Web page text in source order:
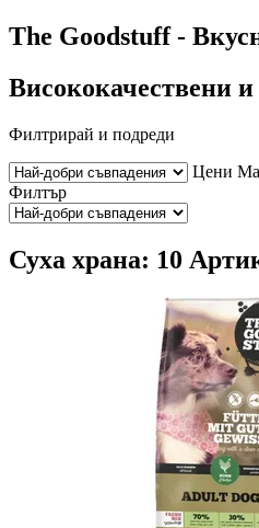
The Goodstuff -
Висококачествени
Филтрирай и подреди
Цени
Филтър
Суха храна: 10